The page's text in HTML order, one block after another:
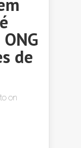
de
on